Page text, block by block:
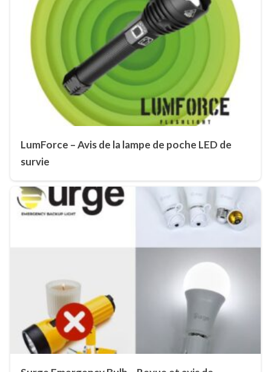
LumForce – Avis de la lampe de poche LED de
survie